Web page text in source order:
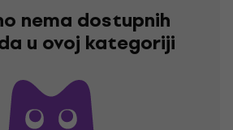
nema dostupnih
u ovoj kategoriji